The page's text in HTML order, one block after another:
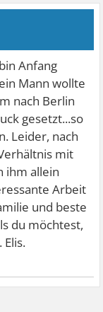
Anfang
Mann wollte
nach Berlin
gesetzt...so
Leider, nach
mit
ihm allein
Arbeit
und beste
du möchtest,